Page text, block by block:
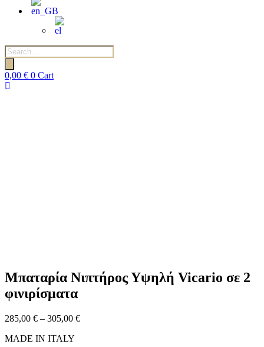
Products
search
0,00 € 0 Cart
Μπαταρία Nιπτήρος Υψηλή Vicario σε 2
φινιρίσματα
285,00 € – 305,00 €Price
MADE IN ITALY